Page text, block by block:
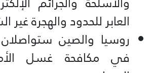
العابر للحدود والهجرة غير
روسيا والصين ستواصلان
في مكافحة غسل